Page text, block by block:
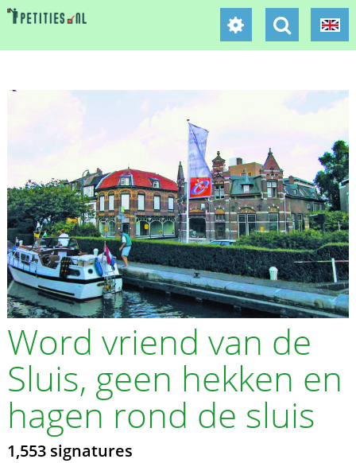
Word vriend van de
Sluis, geen hekken en
hagen rond de sluis
1,553 signatures